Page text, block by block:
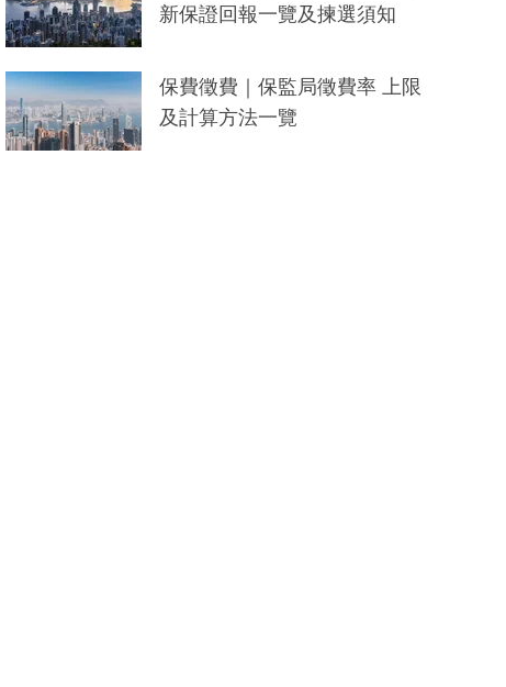
新保證回報一覽及揀選須知
保費徵費｜保監局徵費率 上限
及計算方法一覽